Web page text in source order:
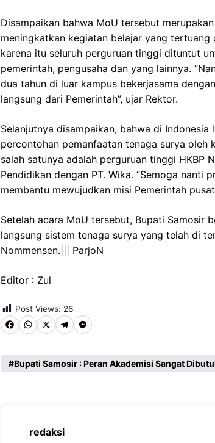
Disampaikan bahwa MoU tersebut
meningkatkan kegiatan belajar yang
karena itu seluruh perguruan tinggi dituntut
pemerintah, pengusaha dan yang lainnya.
dua tahun di luar kampus bekerjasama
langsung dari Pemerintah”, ujar Rektor.
Selanjutnya disampaikan, bahwa di
percontohan pemanfaatan tenaga surya oleh
salah satunya adalah perguruan tinggi HKBP
Pendidikan dengan PT. Wika. “Semoga nanti
membantu mewujudkan misi Pemerintah
Setelah acara MoU tersebut, Bupati Samosir
langsung sistem tenaga surya yang telah di
Nommensen.||| ParjoN
Editor : Zul
Post Views: 26
F
c
b
W
a
s
A
X T
l
g
r
M
s
e
Bupati Samosir : Peran Akademisi Sangat
redaksi